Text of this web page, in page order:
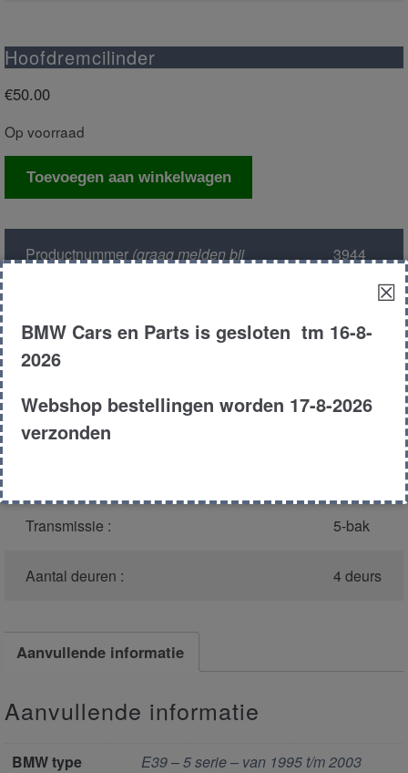
Hoofdremcilinder
€50.00
Op voorraad
Hoofdremcilinder
Toevoegen aan winkelwagen
Productnummer(graag melden bij
3944
Model : E39
Type :
Transmissie : 5-bak
Aantal deuren : 4 deurs
Aanvullende informatie
Aanvullende informatie
BMW type E39 – 5 serie – van 1995 t/m 2003
☒
BMW Cars en Parts is gesloten tm 16-8-
2026
Webshop bestellingen worden 17-8-2026
verzonden